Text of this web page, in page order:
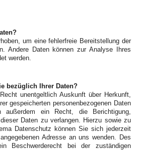
um eine fehlerfreie Bereitstellung der
Andere Daten können zur Analyse Ihres
werden.
bezüglich Ihrer Daten?
unentgeltlich Auskunft über Herkunft,
gespeicherten personenbezogenen Daten
ein Recht, die Berichtigung,
Daten zu verlangen. Hierzu sowie zu
Datenschutz können Sie sich jederzeit
Adresse an uns wenden. Des
Beschwerderecht bei der zuständigen